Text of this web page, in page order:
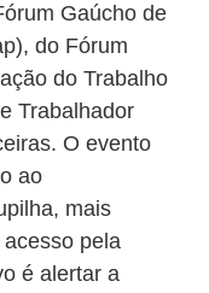
Gaúcho de
do Fórum
do Trabalho
Trabalhador
O evento
ao
mais
pela
é alertar a